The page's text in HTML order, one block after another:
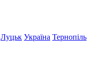
Луцьк Україна Тернопіль